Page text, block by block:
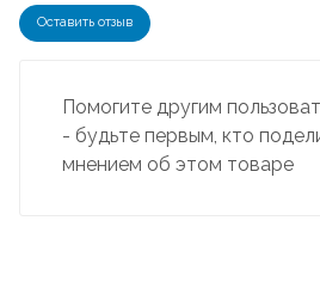
Оставить отзыв
Помогите другим
- будьте первым, кто
мнением об этом товаре